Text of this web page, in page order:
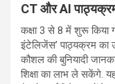
CT और AI
कक्षा 3 से 8 में शुरू किया
इंटेलिजेंस’ पाठ्यक्रम का
कौशल की बुनियादी
शिक्षा का लाभ ले सकेंगे.